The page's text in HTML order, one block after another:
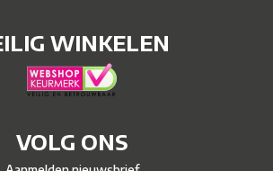
WINKELEN
VOLG ONS